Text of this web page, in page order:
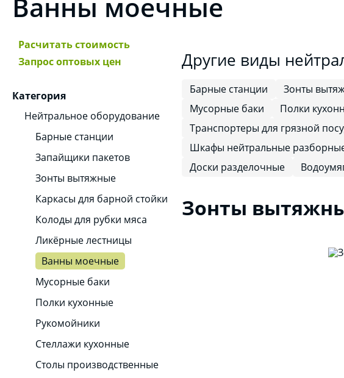
Ванны моечные
Расчитать стоимость
Запрос оптовых цен
Категория
Нейтральное оборудование
Барные станции
Запайщики пакетов
Зонты вытяжные
Каркасы для барной стойки
Колоды для рубки мяса
Ликёрные лестницы
Ванны моечные
Мусорные баки
Полки кухонные
Рукомойники
Стеллажи кухонные
Столы производственные
Другие виды
Барные станции Зонты
Мусорные баки
Полки
Транспортеры для грязной
Шкафы нейтральные
Доски разделочные
Зонты